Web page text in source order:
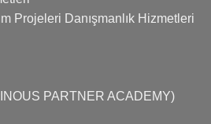
Projeleri Danışmanlık Hizmetleri
PARTNER ACADEMY)